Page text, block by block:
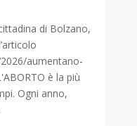
di Bolzano,
aumentano-
è la più
Ogni anno,